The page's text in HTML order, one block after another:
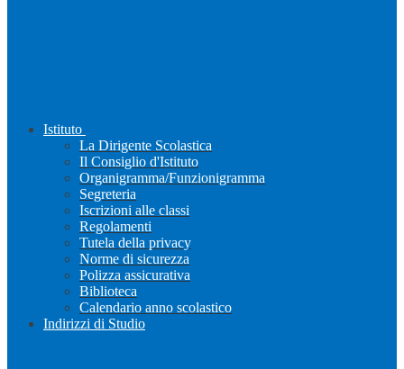
Istituto
La Dirigente Scolastica
Il Consiglio d'Istituto
Organigramma/Funzionigramma
Segreteria
Iscrizioni alle classi
Regolamenti
Tutela della privacy
Norme di sicurezza
Polizza assicurativa
Biblioteca
Calendario anno scolastico
Indirizzi di Studio